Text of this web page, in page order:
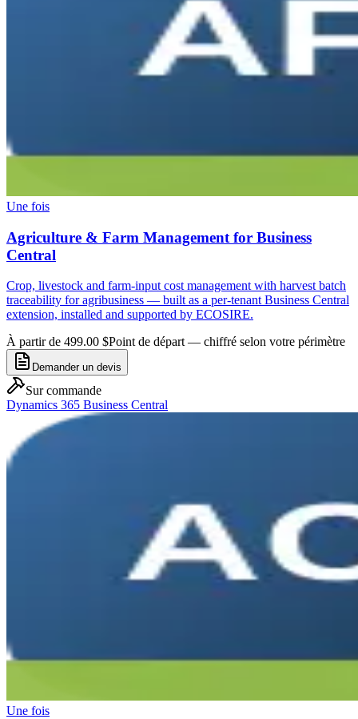
Une fois
Agriculture & Farm Management for Business
Central
Crop, livestock and farm-input cost management with harvest batch
traceability for agribusiness — built as a per-tenant Business Central
extension, installed and supported by ECOSIRE.
À partir de 499.00 $Point de départ — chiffré selon votre périmètre
Demander un devis
Sur commande
Dynamics 365 Business Central
Une fois